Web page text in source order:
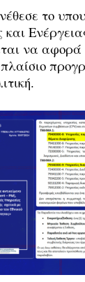
το
να αφορά